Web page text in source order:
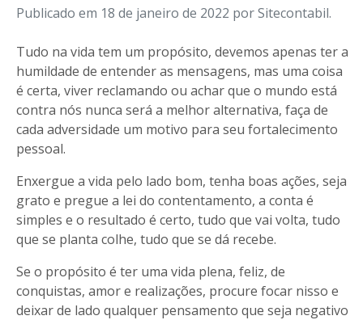
Publicado em 18 de janeiro de 2022 por Sitecontabil.
Tudo na vida tem um propósito, devemos apenas ter a
humildade de entender as mensagens, mas uma coisa
é certa, viver reclamando ou achar que o mundo está
contra nós nunca será a melhor alternativa, faça de
cada adversidade um motivo para seu fortalecimento
pessoal.
Enxergue a vida pelo lado bom, tenha boas ações, seja
grato e pregue a lei do contentamento, a conta é
simples e o resultado é certo, tudo que vai volta, tudo
que se planta colhe, tudo que se dá recebe.
Se o propósito é ter uma vida plena, feliz, de
conquistas, amor e realizações, procure focar nisso e
deixar de lado qualquer pensamento que seja negativo